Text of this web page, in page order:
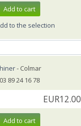
Add to cart
to the selection
- Colmar
89 24 16 78
EUR12.00
Add to cart